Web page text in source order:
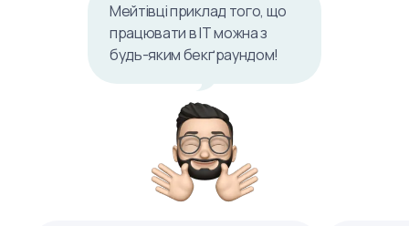
Мейтівці приклад того, що
працювати в ІТ можна з
будь-яким бекґраундом!